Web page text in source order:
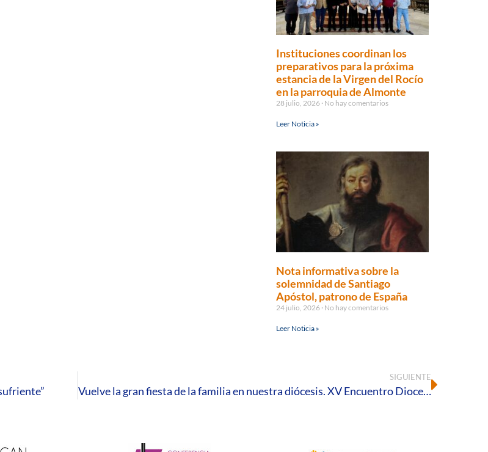
Instituciones coordinan los
preparativos para la próxima
estancia de la Virgen del Rocío
en la parroquia de Almonte
28 julio, 2026 No hay comentarios
Leer Noticia »
Nota informativa sobre la
solemnidad de Santiago
Apóstol, patrono de España
24 julio, 2026 No hay comentarios
Leer Noticia »
SIGUIENTE
Vuelve la gran fiesta de la familia en nuestra diócesis. XV Encuentro Diocesano de la Familia